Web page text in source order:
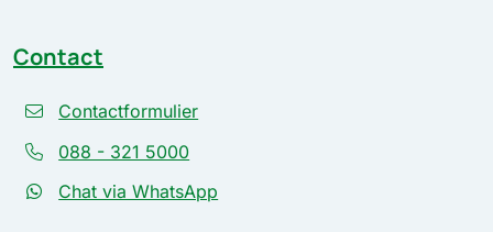
Contact
Contactformulier
088 - 321 5000
Chat via WhatsApp